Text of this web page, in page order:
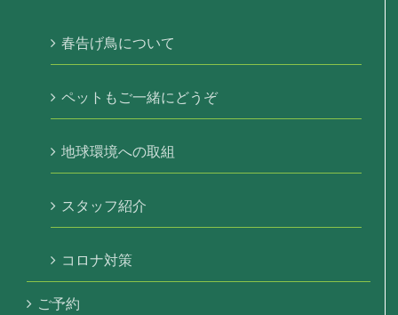
春告げ鳥について
ペットもご一緒にどうぞ
地球環境への取組
スタッフ紹介
コロナ対策
ご予約